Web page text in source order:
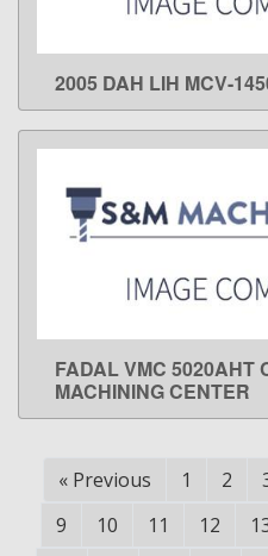
LEARN
2005 DAH LIH MCV-
FADAL VMC 5020AHT
MACHINING CENTER
« Previous 1 2
9
10 11 12